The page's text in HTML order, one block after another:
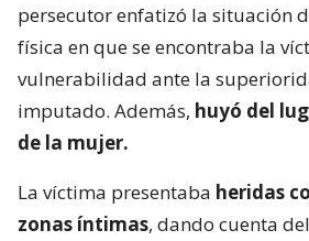
persecutor enfatizó la situación
física en que se encontraba la
vulnerabilidad ante la
imputado. Además, huyó del
de la mujer.
La víctima presentaba heridas
zonas íntimas, dando cuenta